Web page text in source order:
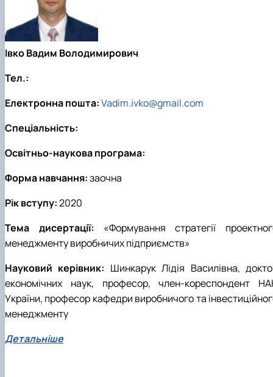
Івко Вадим Володимирович
Тел.:
Електронна пошта:Vadim.ivko@gmail.com
Спеціальність:
Освітньо-наукова програма:
Форма навчання:заочна
Рік вступу:2020
Тема дисертації: «Формування стратегії
менеджменту виробничих підприємств»
Науковий керівник: Шинкарук Лідія Василівна,
економічних наук, професор, член-кореспондент
України, професор кафедри виробничого та
менеджменту
Детальніше